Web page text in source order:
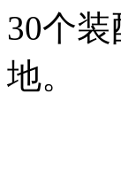
30个
地。